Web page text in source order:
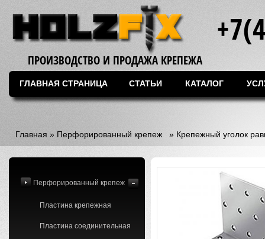
ПРОИЗВОДСТВО И ПРОДАЖА КРЕПЕЖА
ГЛАВНАЯ СТРАНИЦА СТАТЬИ КАТАЛОГ
Главная » Перфорированный крепеж » Крепежный уголок
Перфорированный крепеж
Пластина крепежная
Пластина соединительная